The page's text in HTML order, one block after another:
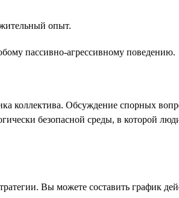
опыт.
пассивно-агрессивному поведению.
коллектива. Обсуждение спорных
безопасной среды, в которой
Вы можете составить график